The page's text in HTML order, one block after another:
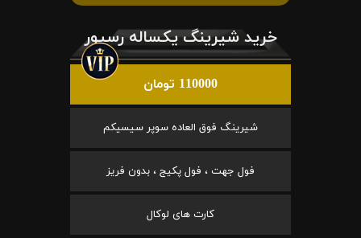
خرید شیرینگ یکساله رسیور
110000 تومان
شیرینگ فوق العاده سوپر سیسیکم
فول جهت ، فول پکیج ، بدون فریز
کارت های لوکال